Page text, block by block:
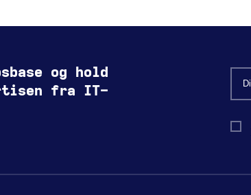
og hold
fra IT-